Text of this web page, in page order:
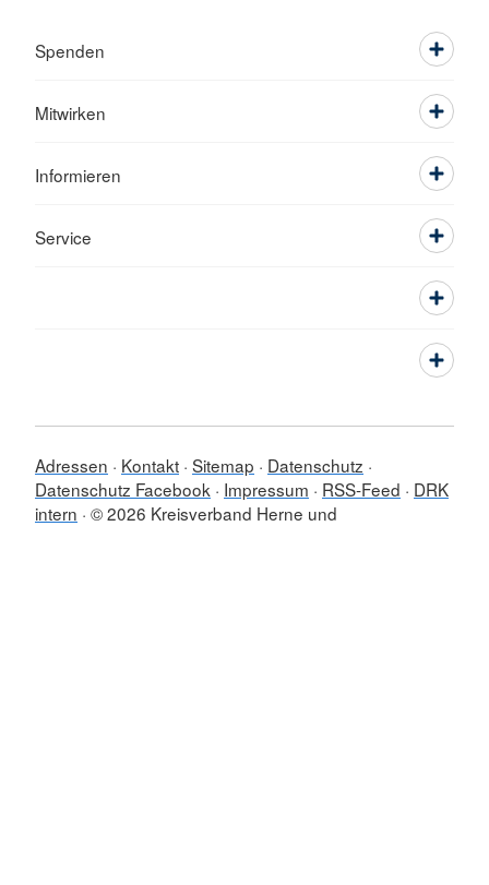
Spenden
Mitwirken
Informieren
Service
Adressen Kontakt Sitemap
Datenschutz
Datenschutz Facebook
Impressum RSS-Feed
DRK
intern © 2026 Kreisverband Herne und